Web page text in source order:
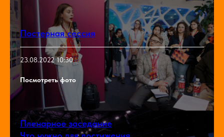
Постерная сессия
23.08.2022 10:30
Посмотреть фото
Пленарное заседание